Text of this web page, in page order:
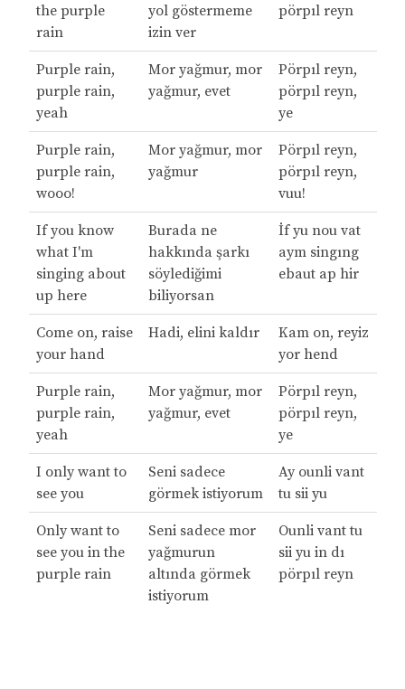
the purple
rain
yol göstermeme
izin ver
pörpıl reyn
Purple rain,
purple rain,
yeah
Mor yağmur, mor
yağmur, evet
Pörpıl reyn,
pörpıl reyn,
ye
Purple rain,
purple rain,
wooo!
Mor yağmur, mor
yağmur
Pörpıl reyn,
pörpıl reyn,
vuu!
If you know
what I'm
singing about
up here
Burada ne
hakkında şarkı
söylediğimi
biliyorsan
İf yu nou vat
aym singıng
ebaut ap hir
Come on, raise
your hand
Hadi, elini kaldır
Kam on, reyiz
yor hend
Purple rain,
purple rain,
yeah
Mor yağmur, mor
yağmur, evet
Pörpıl reyn,
pörpıl reyn,
ye
I only want to
see you
Seni sadece
görmek istiyorum
Ay ounli vant
tu sii yu
Only want to
see you in the
purple rain
Seni sadece mor
yağmurun
altında görmek
istiyorum
Ounli vant tu
sii yu in dı
pörpıl reyn